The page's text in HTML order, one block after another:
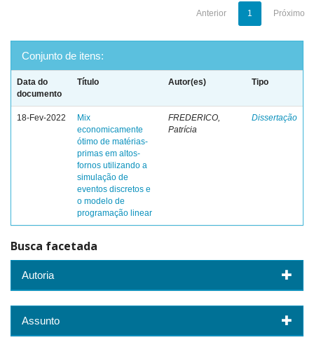
Anterior 1 Próximo
Conjunto de itens:
Data do
documento
Título Autor(es) Tipo
18-Fev-2022
Mix
economicamente
ótimo de matérias-
primas em altos-
fornos utilizando a
simulação de
eventos discretos e
o modelo de
programação linear
FREDERICO,
Patrícia
Dissertação
Busca facetada
Autoria
Assunto